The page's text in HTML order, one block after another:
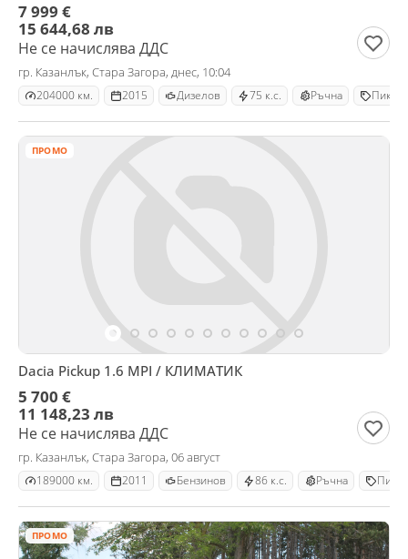
7 999 €
15 644,68 лв
Не се начислява ДДС
гр. Казанлък, Стара Загора, днес, 10:04
204000 км. 2015 Дизелов 75 к.с. Ръчна Пикап
ПРОМО
Dacia Pickup 1.6 MPI / КЛИМАТИК
5 700 €
11 148,23 лв
Не се начислява ДДС
гр. Казанлък, Стара Загора, 06 август
189000 км. 2011 Бензинов 86 к.с. Ръчна Пикап
ПРОМО